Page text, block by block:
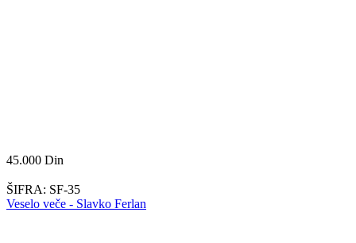
45.000 Din
ŠIFRA: SF-35
Veselo veče - Slavko Ferlan